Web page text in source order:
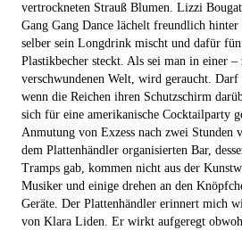
vertrockneten Strauß Blumen. Lizzi
Gang Gang Dance lächelt freundlich
selber sein Longdrink mischt und dafür
Plastikbecher steckt. Als sei man in einer –
verschwundenen Welt, wird geraucht. Darf
wenn die Reichen ihren Schutzschirm
sich für eine amerikanische Cocktailparty
Anmutung von Exzess nach zwei Stunden
dem Plattenhändler organisierten Bar,
Tramps gab, kommen nicht aus der
Musiker und einige drehen an den
Geräte. Der Plattenhändler erinnert mich
von Klara Liden. Er wirkt aufgeregt